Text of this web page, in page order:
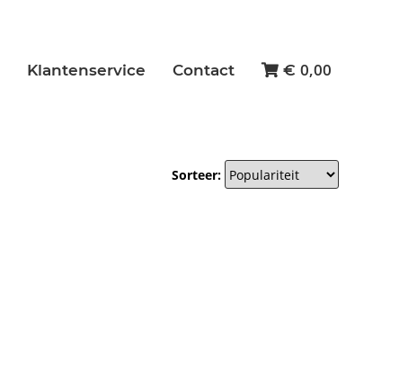
Klantenservice Contact € 0,00
Sorteer: